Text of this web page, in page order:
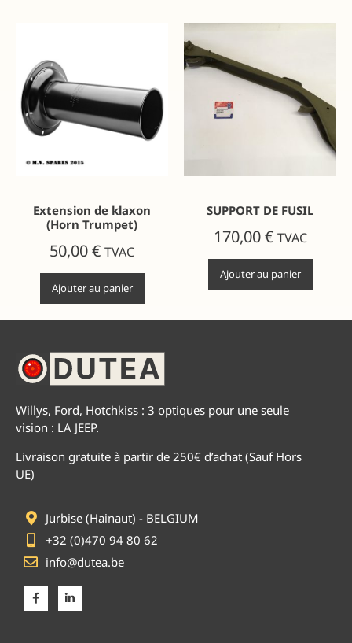
Extension de klaxon
(Horn Trumpet)
50,00€ TVAC
Ajouter au panier
SUPPORT DE FUSIL
170,00€ TVAC
Ajouter au panier
Willys, Ford, Hotchkiss : 3 optiques pour une seule
vision : LA JEEP.
Livraison gratuite à partir de 250€ d’achat (Sauf Hors
UE)
Jurbise (Hainaut) - BELGIUM
+32 (0)470 94 80 62
info@dutea.be